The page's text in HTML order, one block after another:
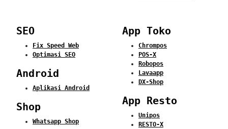
SEO
Fix Speed Web
Optimasi SEO
Android
Aplikasi Android
Shop
Whatsapp Shop
App Toko
Chrompos
POS-X
Robopos
Lavaapp
DX-Shop
App Resto
Unipos
RESTO-X